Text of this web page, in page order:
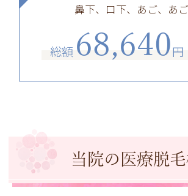
鼻下、口下、あご、あ
総額 68,640円
当院の医療脱